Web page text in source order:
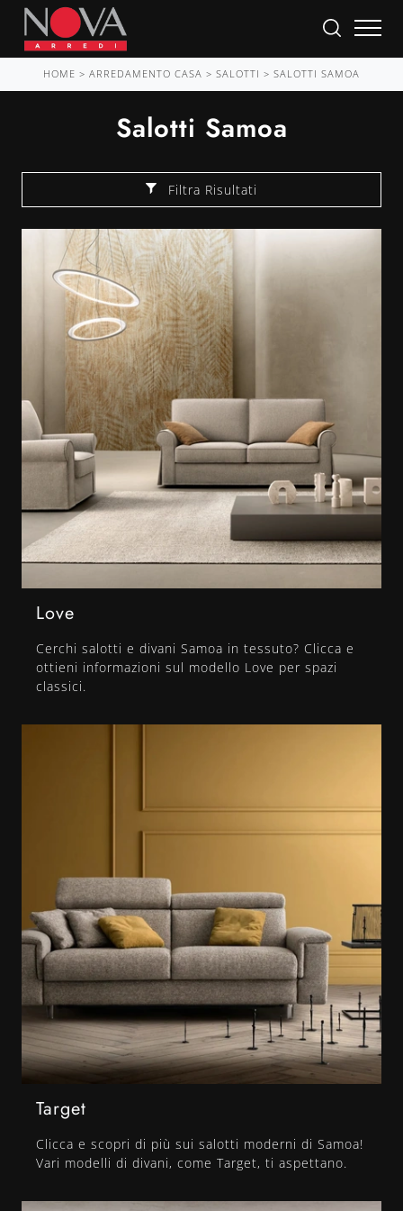
HOME > ARREDAMENTO CASA > SALOTTI > SALOTTI SAMOA
Salotti Samoa
Filtra Risultati
Love
Cerchi salotti e divani Samoa in tessuto? Clicca e
ottieni informazioni sul modello Love per spazi
classici.
Target
Clicca e scopri di più sui salotti moderni di Samoa!
Vari modelli di divani, come Target, ti aspettano.